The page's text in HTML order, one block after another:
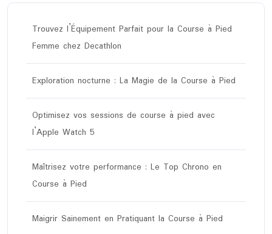
Trouvez l’Équipement Parfait pour la Course à Pied
Femme chez Decathlon
Exploration nocturne : La Magie de la Course à Pied
Optimisez vos sessions de course à pied avec
l’Apple Watch 5
Maîtrisez votre performance : Le Top Chrono en
Course à Pied
Maigrir Sainement en Pratiquant la Course à Pied